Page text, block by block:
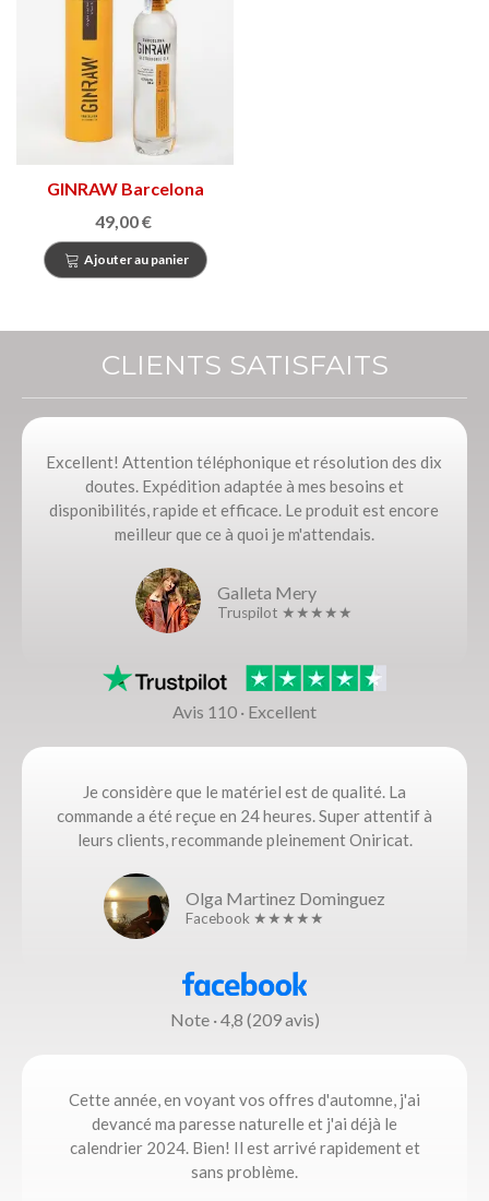
GINRAW Barcelona
49,00 €
Ajouter au panier
CLIENTS SATISFAITS
Excellent! Attention téléphonique et résolution des dix
doutes. Expédition adaptée à mes besoins et
disponibilités, rapide et efficace. Le produit est encore
meilleur que ce à quoi je m'attendais.
Galleta Mery
Truspilot ★★★★★
Avis 110 · Excellent
Je considère que le matériel est de qualité. La
commande a été reçue en 24 heures. Super attentif à
leurs clients, recommande pleinement Oniricat.
Olga Martinez Dominguez
Facebook ★★★★★
Note · 4,8 (209 avis)
Cette année, en voyant vos offres d'automne, j'ai
devancé ma paresse naturelle et j'ai déjà le
calendrier 2024. Bien! Il est arrivé rapidement et
sans problème.